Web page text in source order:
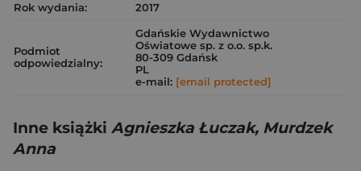
Rok wydania:
2017
Podmiot
odpowiedzialny:
Gdańskie Wydawnictwo
Oświatowe sp. z o.o. sp.k.
80-309 Gdańsk
PL
e-mail: [email protected]
Inne książki Agnieszka Łuczak, Murdzek
Anna